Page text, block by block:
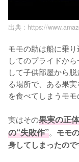
出典 : https://
モモの助は船に乗
してのプライドか
して子供部屋から
る場所で、ある果
を食べてしまうモモ
実はその果実の正
の“失敗作”。 モモ
身してしまったので